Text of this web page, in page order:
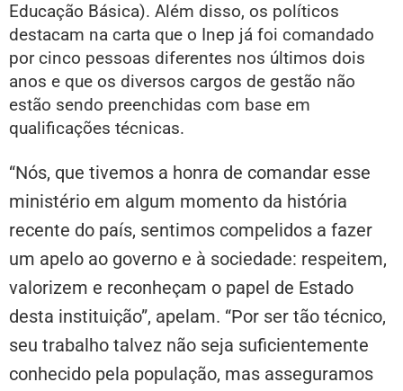
Educação Básica). Além disso, os políticos
destacam na carta que o Inep já foi comandado
por cinco pessoas diferentes nos últimos dois
anos e que os diversos cargos de gestão não
estão sendo preenchidas com base em
qualificações técnicas.
“Nós, que tivemos a honra de comandar esse
ministério em algum momento da história
recente do país, sentimos compelidos a fazer
um apelo ao governo e à sociedade: respeitem,
valorizem e reconheçam o papel de Estado
desta instituição”, apelam. “Por ser tão técnico,
seu trabalho talvez não seja suficientemente
conhecido pela população, mas asseguramos